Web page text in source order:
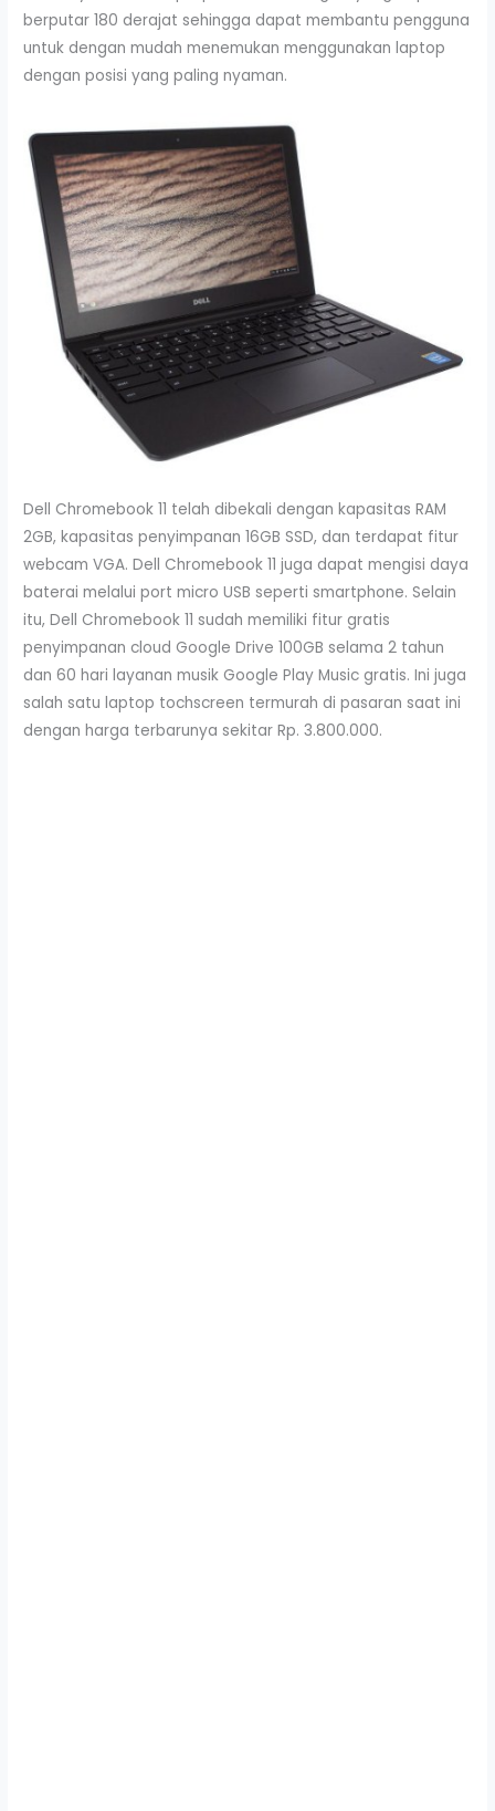
berputar 180 derajat sehingga dapat membantu pengguna
untuk dengan mudah menemukan menggunakan laptop
dengan posisi yang paling nyaman.
Dell Chromebook 11 telah dibekali dengan kapasitas RAM
2GB, kapasitas penyimpanan 16GB SSD, dan terdapat fitur
webcam VGA. Dell Chromebook 11 juga dapat mengisi daya
baterai melalui port micro USB seperti smartphone. Selain
itu, Dell Chromebook 11 sudah memiliki fitur gratis
penyimpanan cloud Google Drive 100GB selama 2 tahun
dan 60 hari layanan musik Google Play Music gratis. Ini juga
salah satu laptop tochscreen termurah di pasaran saat ini
dengan harga terbarunya sekitar Rp. 3.800.000.